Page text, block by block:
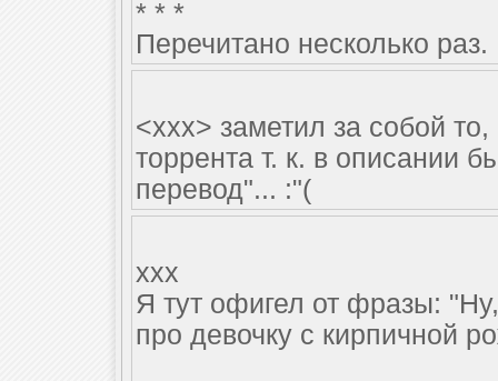
* * *
Перечитано несколько раз.
<xxx> заметил за собой то,
торрента т. к. в описании
перевод"... :"(
xxx
Я тут офигел от фразы:
про девочку с кирпичной